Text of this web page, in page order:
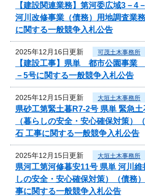
【建設関連業務】第河委広域3
河川改修事業（債務）用地調査業
に関する一般競争入札公告
2025年12月16日更新 可茂土木事務所
【建設工事】県単 都市公園事業
－5号に関する一般競争入札公告
2025年12月15日更新 大垣土木事務所
県砂工第緊土暮R7-2号 県単 緊急
（暮らしの安全・安心確保対策
石 工事に関する一般競争入札公告
2025年12月15日更新 大垣土木事務所
県河工第河修暮安11号 県単 河川維
しの安全・安心確保対策）（債務
事に関する一般競争入札公告